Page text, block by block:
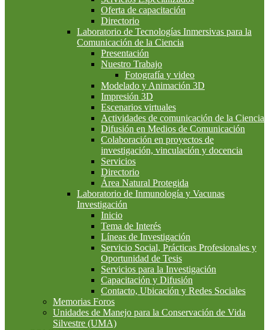
Oferta de capacitación
Directorio
Laboratorio de Tecnologías Inmersivas para la
Comunicación de la Ciencia
Presentación
Nuestro Trabajo
Fotografía y video
Modelado y Animación 3D
Impresión 3D
Escenarios virtuales
Actividades de comunicación de la Ciencia
Difusión en Medios de Comunicación
Colaboración en proyectos de
investigación, vinculación y docencia
Servicios
Directorio
Área Natural Protegida
Laboratorio de Inmunología y Vacunas
Investigación
Inicio
Tema de Interés
Líneas de Investigación
Servicio Social, Prácticas Profesionales y
Oportunidad de Tesis
Servicios para la Investigación
Capacitación y Difusión
Contacto, Ubicación y Redes Sociales
Memorias Foros
Unidades de Manejo para la Conservación de Vida
Silvestre (UMA)